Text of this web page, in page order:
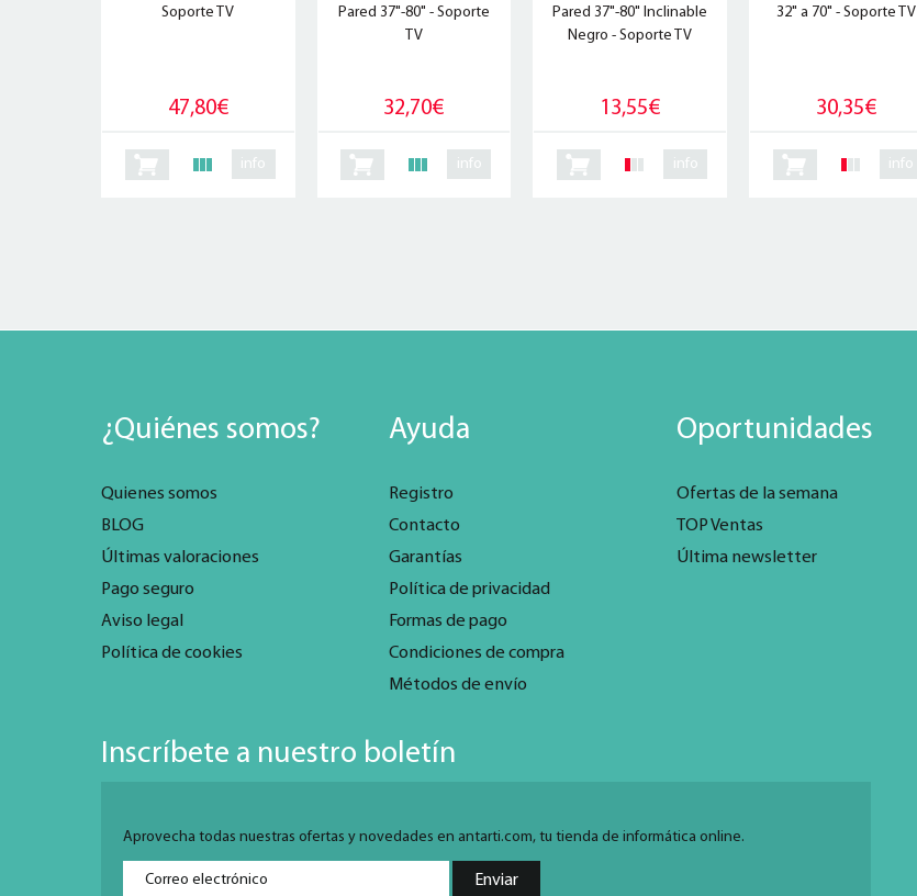
Soporte TV
47,80€
info
Pared 37"-80" - Soporte
TV
32,70€
info
Pared 37"-80" Inclinable
Negro - Soporte TV
13,55€
info
32" a 70" - Soporte TV
30,35€
info
¿Quiénes somos?
Quienes somos
BLOG
Últimas valoraciones
Pago seguro
Aviso legal
Política de cookies
Ayuda
Registro
Contacto
Garantías
Política de privacidad
Formas de pago
Condiciones de compra
Métodos de envío
Oportunidades
Ofertas de la semana
TOP Ventas
Última newsletter
Inscríbete a nuestro boletín
Aprovecha todas nuestras ofertas y novedades en antarti.com, tu tienda de informática online.